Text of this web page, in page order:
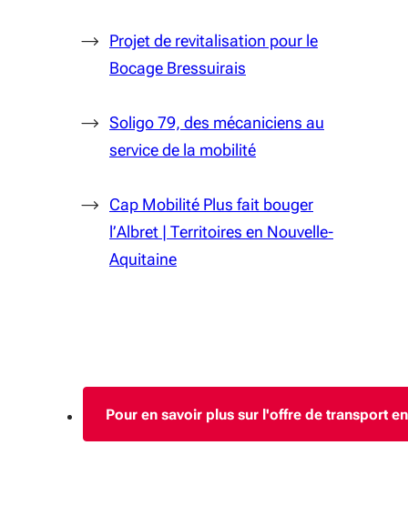
Projet de revitalisation pour le
Bocage Bressuirais
Soligo 79, des mécaniciens au
service de la mobilité
Cap Mobilité Plus fait bouger
l’Albret | Territoires en Nouvelle-
Aquitaine
Pour en savoir plus sur l'offre de transport
(S'ouvre